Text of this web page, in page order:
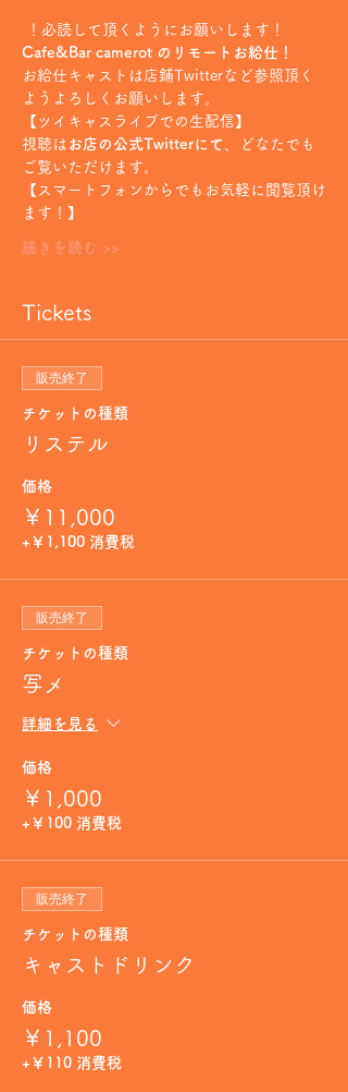
！必読して頂くようにお願いします！
Cafe&Bar camerot のリモートお給仕！
お給仕キャストは店鋪Twitterなど参照頂く
ようよろしくお願いします。
【ツイキャスライブでの生配信】
視聴は お店の公式Twitterにて 、どなたでも
ご覧いただけます。
【スマートフォンからでもお気軽に閲覧頂け
ます！】
続きを読む >>
Tickets
販売終了
チケットの種類
リステル
価格
￥11,000
+￥1,100 消費税
販売終了
チケットの種類
写メ
詳細を見る
価格
￥1,000
+￥100 消費税
販売終了
チケットの種類
キャストドリンク
価格
￥1,100
+￥110 消費税